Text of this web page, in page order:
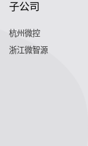
子公司
杭州微控
浙江微智源